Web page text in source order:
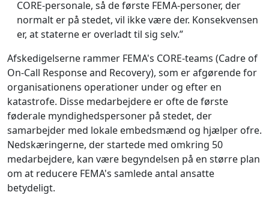
CORE-personale, så de første FEMA-personer, der
normalt er på stedet, vil ikke være der. Konsekvensen
er, at staterne er overladt til sig selv.”
Afskedigelserne rammer FEMA's CORE-teams (Cadre of
On-Call Response and Recovery), som er afgørende for
organisationens operationer under og efter en
katastrofe. Disse medarbejdere er ofte de første
føderale myndighedspersoner på stedet, der
samarbejder med lokale embedsmænd og hjælper ofre.
Nedskæringerne, der startede med omkring 50
medarbejdere, kan være begyndelsen på en større plan
om at reducere FEMA's samlede antal ansatte
betydeligt.